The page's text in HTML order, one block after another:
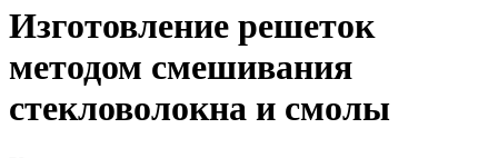
Изготовление решеток
методом смешивания
стекловолокна и смолы